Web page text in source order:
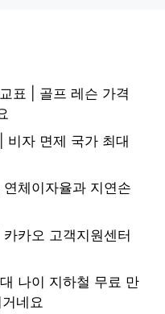
표 | 골프 레슨 가격
비자 면제 국가 최대
체이자율과 지연손
카오 고객지원센터
나이 지하철 무료 만
네요